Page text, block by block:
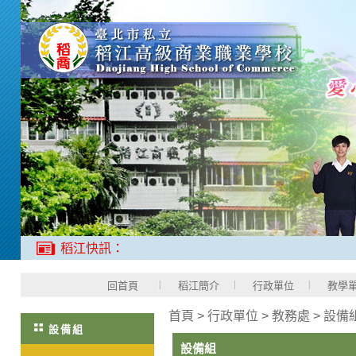
稻江快訊：
回首頁 稻江簡介 行政單位 教學
設備組
首頁 > 行政單位 > 教務處 > 設備
設備組